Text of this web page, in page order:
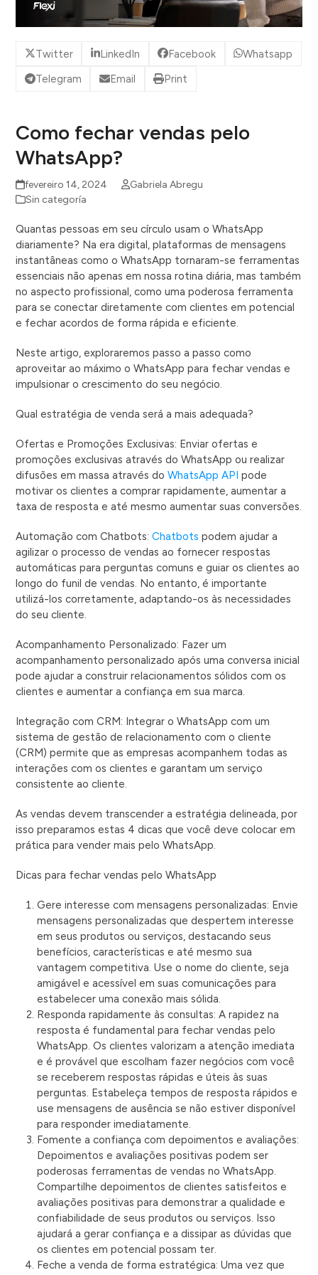
Twitter LinkedIn Facebook
Whatsapp
Telegram
Email Print
Como fechar vendas pelo
WhatsApp?
fevereiro 14, 2024
Gabriela Abregu
Sin categoría
Quantas pessoas em seu círculo usam o WhatsApp
diariamente? Na era digital, plataformas de mensagens
instantâneas como o WhatsApp tornaram-se ferramentas
essenciais não apenas em nossa rotina diária, mas também
no aspecto profissional, como uma poderosa ferramenta
para se conectar diretamente com clientes em potencial
e fechar acordos de forma rápida e eficiente.
Neste artigo, exploraremos passo a passo como
aproveitar ao máximo o WhatsApp para fechar vendas e
impulsionar o crescimento do seu negócio.
Qual estratégia de venda será a mais adequada?
Ofertas e Promoções Exclusivas: Enviar ofertas e
promoções exclusivas através do WhatsApp ou realizar
difusões em massa através doWhatsApp API pode
motivar os clientes a comprar rapidamente, aumentar a
taxa de resposta e até mesmo aumentar suas conversões.
Automação com Chatbots:Chatbots podem ajudar a
agilizar o processo de vendas ao fornecer respostas
automáticas para perguntas comuns e guiar os clientes ao
longo do funil de vendas. No entanto, é importante
utilizá-los corretamente, adaptando-os às necessidades
do seu cliente.
Acompanhamento Personalizado: Fazer um
acompanhamento personalizado após uma conversa inicial
pode ajudar a construir relacionamentos sólidos com os
clientes e aumentar a confiança em sua marca.
Integração com CRM: Integrar o WhatsApp com um
sistema de gestão de relacionamento com o cliente
(CRM) permite que as empresas acompanhem todas as
interações com os clientes e garantam um serviço
consistente ao cliente.
As vendas devem transcender a estratégia delineada, por
isso preparamos estas 4 dicas que você deve colocar em
prática para vender mais pelo WhatsApp.
Dicas para fechar vendas pelo WhatsApp
Gere interesse com mensagens personalizadas: Envie
mensagens personalizadas que despertem interesse
em seus produtos ou serviços, destacando seus
benefícios, características e até mesmo sua
vantagem competitiva. Use o nome do cliente, seja
amigável e acessível em suas comunicações para
estabelecer uma conexão mais sólida.
Responda rapidamente às consultas: A rapidez na
resposta é fundamental para fechar vendas pelo
WhatsApp. Os clientes valorizam a atenção imediata
e é provável que escolham fazer negócios com você
se receberem respostas rápidas e úteis às suas
perguntas. Estabeleça tempos de resposta rápidos e
use mensagens de ausência se não estiver disponível
para responder imediatamente.
Fomente a confiança com depoimentos e avaliações:
Depoimentos e avaliações positivas podem ser
poderosas ferramentas de vendas no WhatsApp.
Compartilhe depoimentos de clientes satisfeitos e
avaliações positivas para demonstrar a qualidade e
confiabilidade de seus produtos ou serviços. Isso
ajudará a gerar confiança e a dissipar as dúvidas que
os clientes em potencial possam ter.
Feche a venda de forma estratégica: Uma vez que